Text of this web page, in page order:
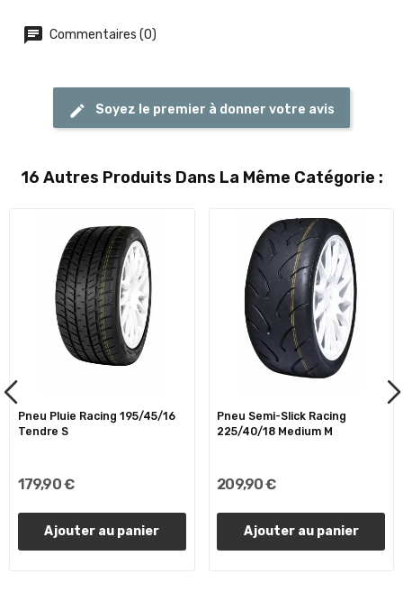
Commentaires (0)
Soyez le premier à donner votre avis
16 Autres Produits Dans La Même Catégorie :
Pneu Pluie Racing 195/45/16
Tendre S
179,90 €
Ajouter au panier
Pneu Semi-Slick Racing
225/40/18 Medium M
209,90 €
Ajouter au panier